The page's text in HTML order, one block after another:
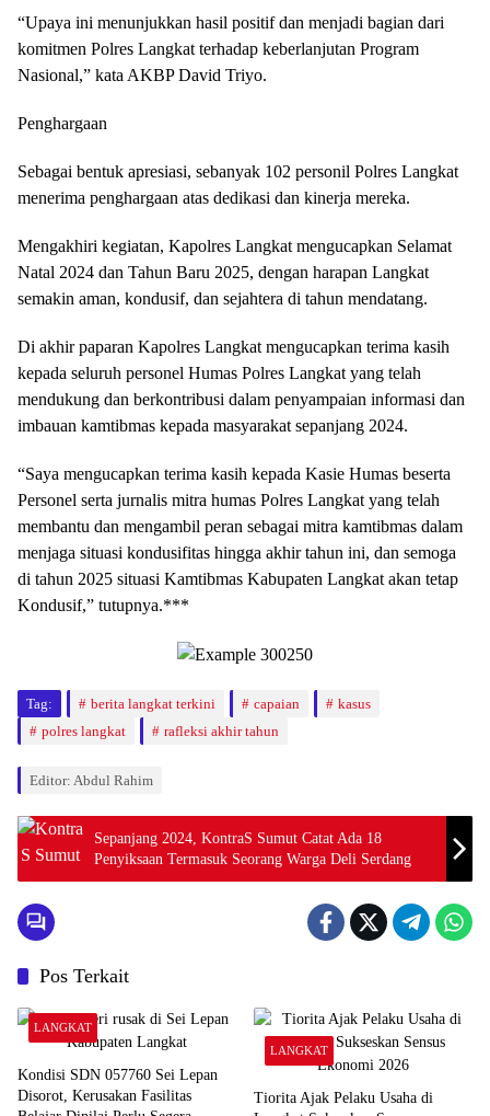
“Upaya ini menunjukkan hasil positif dan menjadi bagian dari
komitmen Polres Langkat terhadap keberlanjutan Program
Nasional,” kata AKBP David Triyo.
Penghargaan
Sebagai bentuk apresiasi, sebanyak 102 personil Polres Langkat
menerima penghargaan atas dedikasi dan kinerja mereka.
Mengakhiri kegiatan, Kapolres Langkat mengucapkan Selamat
Natal 2024 dan Tahun Baru 2025, dengan harapan Langkat
semakin aman, kondusif, dan sejahtera di tahun mendatang.
Di akhir paparan Kapolres Langkat mengucapkan terima kasih
kepada seluruh personel Humas Polres Langkat yang telah
mendukung dan berkontribusi dalam penyampaian informasi dan
imbauan kamtibmas kepada masyarakat sepanjang 2024.
“Saya mengucapkan terima kasih kepada Kasie Humas beserta
Personel serta jurnalis mitra humas Polres Langkat yang telah
membantu dan mengambil peran sebagai mitra kamtibmas dalam
menjaga situasi kondusifitas hingga akhir tahun ini, dan semoga
di tahun 2025 situasi Kamtibmas Kabupaten Langkat akan tetap
Kondusif,” tutupnya.***
Tag: berita langkat terkini capaian
kasus
polres langkat
rafleksi akhir tahun
Editor: Abdul Rahim
Sepanjang 2024, KontraS Sumut Catat Ada 18
Penyiksaan Termasuk Seorang Warga Deli Serdang
Pos Terkait
LANGKAT
Kondisi SDN 057760 Sei Lepan
Disorot, Kerusakan Fasilitas
LANGKAT
Tiorita Ajak Pelaku Usaha di